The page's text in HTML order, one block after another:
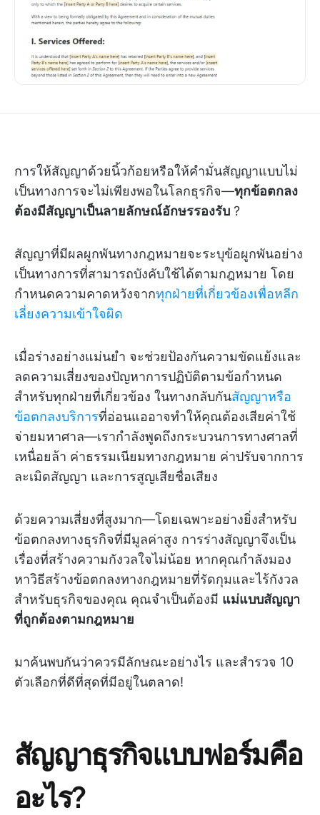
การให้สัญญาด้วยนิ้วก้อยหรือให้คำมั่นสัญญาแบบไม่
เป็นทางการจะไม่เพียงพอในโลกธุรกิจ—ทุกข้อตกลง
ต้องมีสัญญาเป็นลายลักษณ์อักษรรองรับ ?
สัญญาที่มีผลผูกพันทางกฎหมายจะระบุข้อผูกพันอย่าง
เป็นทางการที่สามารถบังคับใช้ได้ตามกฎหมาย โดย
กำหนดความคาดหวังจากทุกฝ่ายที่เกี่ยวข้องเพื่อหลีก
เลี่ยงความเข้าใจผิด
เมื่อร่างอย่างแม่นยำ จะช่วยป้องกันความขัดแย้งและ
ลดความเสี่ยงของปัญหาการปฏิบัติตามข้อกำหนด
สำหรับทุกฝ่ายที่เกี่ยวข้อง ในทางกลับกันสัญญาหรือ
ข้อตกลงบริการที่อ่อนแออาจทำให้คุณต้องเสียค่าใช้
จ่ายมหาศาล—เรากำลังพูดถึงกระบวนการทางศาลที่
เหนื่อยล้า ค่าธรรมเนียมทางกฎหมาย ค่าปรับจากการ
ละเมิดสัญญา และการสูญเสียชื่อเสียง
ด้วยความเสี่ยงที่สูงมาก—โดยเฉพาะอย่างยิ่งสำหรับ
ข้อตกลงทางธุรกิจที่มีมูลค่าสูง การร่างสัญญาจึงเป็น
เรื่องที่สร้างความกังวลใจไม่น้อย หากคุณกำลังมอง
หาวิธีสร้างข้อตกลงทางกฎหมายที่รัดกุมและไร้กังวล
สำหรับธุรกิจของคุณ คุณจำเป็นต้องมี แม่แบบสัญญา
ที่ถูกต้องตามกฎหมาย
มาค้นพบกันว่าควรมีลักษณะอย่างไร และสำรวจ 10
ตัวเลือกที่ดีที่สุดที่มีอยู่ในตลาด!
สัญญาธุรกิจแบบฟอร์มคือ
อะไร?